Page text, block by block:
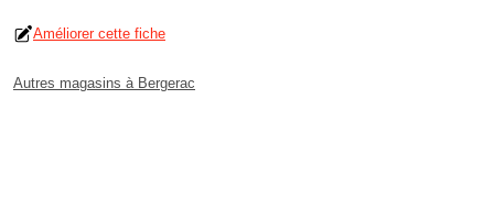
Améliorer cette fiche
Autres magasins à Bergerac